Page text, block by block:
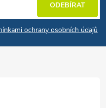
ochrany osobních údajů
ODEBÍRAT